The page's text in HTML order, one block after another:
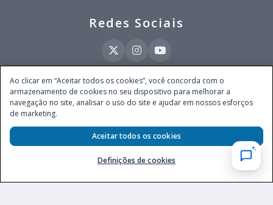
Redes Sociais
Este site é operado pela Ventmear Brasil LTDA (CNPJ 52.868.380/0001-84), com
endereço na Avenida Brigadeiro Faria Lima, nº 4.055, 3º andar, Itaim Bibi, no
Município de São Paulo, Estado de São Paulo, CEP 04538-133, Brasil - empresa
Secretaria de Prêmios e Apostas do Ministério da Fazenda, conforme Portaria nº
247, de 07.02.2025, publicada no DOU em 11.2.2025.
Ao clicar em “Aceitar todos os cookies”, você concorda com o
armazenamento de cookies no seu dispositivo para melhorar a
navegação no site, analisar o uso do site e ajudar em nossos esforços
de marketing.
Definições de cookies
Aceitar todos os cookies